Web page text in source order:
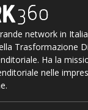
network in
Trasformazione
Ha la
nelle